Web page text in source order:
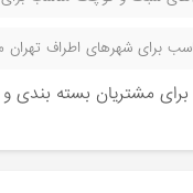
برای شهرهای اطراف تهران
برای مشتریان بسته